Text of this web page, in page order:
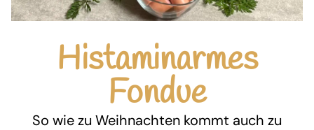
Histaminarmes
Fondue
So wie zu Weihnachten kommt auch zu